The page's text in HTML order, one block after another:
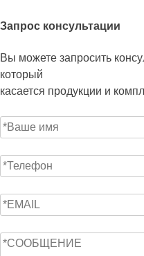
Запрос консультации
Вы можете запросить
который
касается продукции и